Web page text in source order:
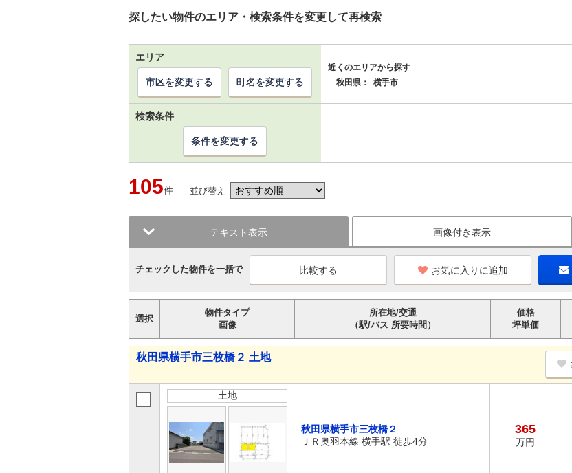
探したい物件のエリア・検索条件を変更して再検索
エリア
近くのエリアから探す
秋田県：
横手市
市区を変更する 町名を変更する
検索条件
条件を変更する
105件 並び替え
テキスト表示 画像付き表示
チェックした物件を一括で お気に入りに追加
選択
物件タイプ
画像
所在地/交通
（駅/バス 所要時間）
価格
坪単価
秋田県横手市三枚橋２ 土地
土地
秋田県横手市三枚橋２
ＪＲ奥羽本線 横手駅 徒歩4分
365
万円